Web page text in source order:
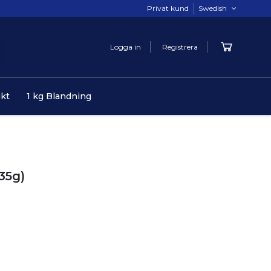
Privat kund Swedish
Logga in Registrera
1 kg Blandning